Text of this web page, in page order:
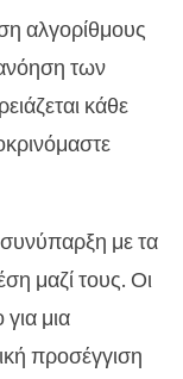
αλγορίθμους
των
κάθε
συνύπαρξη με τα
μαζί τους. Οι
μια
προσέγγιση